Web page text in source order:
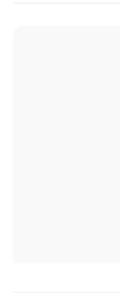
बुकिंग को पहले से